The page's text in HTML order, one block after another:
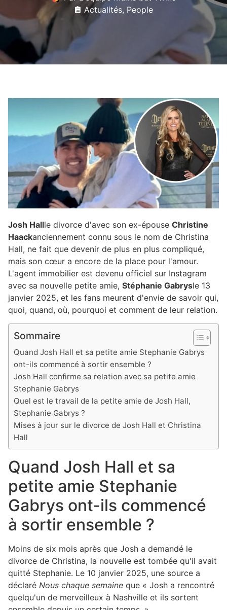
Actualités, People
Josh Hallle divorce d'avec son ex-épouse Christine
Haackanciennement connu sous le nom de Christina
Hall, ne fait que devenir de plus en plus compliqué,
mais son cœur a encore de la place pour l'amour.
L'agent immobilier est devenu officiel sur Instagram
avec sa nouvelle petite amie, Stéphanie Gabrysle 13
janvier 2025, et les fans meurent d'envie de savoir qui,
quoi, quand, où, pourquoi et comment de leur relation.
Sommaire
Quand Josh Hall et sa petite amie Stephanie Gabrys
ont-ils commencé à sortir ensemble ?
Josh Hall confirme sa relation avec sa petite amie
Stephanie Gabrys
Quel est le travail de la petite amie de Josh Hall,
Stephanie Gabrys ?
Mises à jour sur le divorce de Josh Hall et Christina
Hall
Quand Josh Hall et sa
petite amie Stephanie
Gabrys ont-ils commencé
à sortir ensemble ?
Moins de six mois après que Josh a demandé le
divorce de Christina, la nouvelle est tombée qu'il avait
quitté Stephanie. Le 10 janvier 2025, une source a
déclaré Nous chaque semaine que « Josh a rencontré
quelqu'un de merveilleux à Nashville et ils sortent